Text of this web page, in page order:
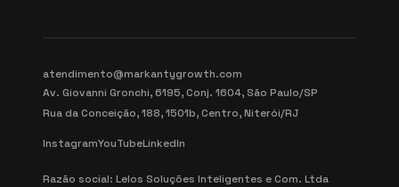
atendimento@markantygrowth.com
Av. Giovanni Gronchi, 6195, Conj. 1604, São Paulo/SP
Rua da Conceição, 188, 1501b, Centro, Niterói/RJ
InstagramYouTubeLinkedIn
Razão social: Lelos Soluções Inteligentes e Com. Ltda